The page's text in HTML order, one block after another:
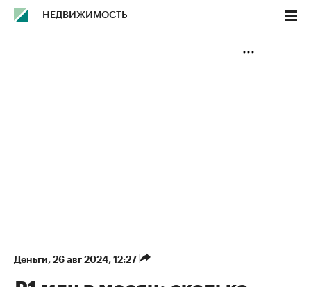
НЕДВИЖИМОСТЬ
Деньги⁠, 26 авг 2024, 12:27